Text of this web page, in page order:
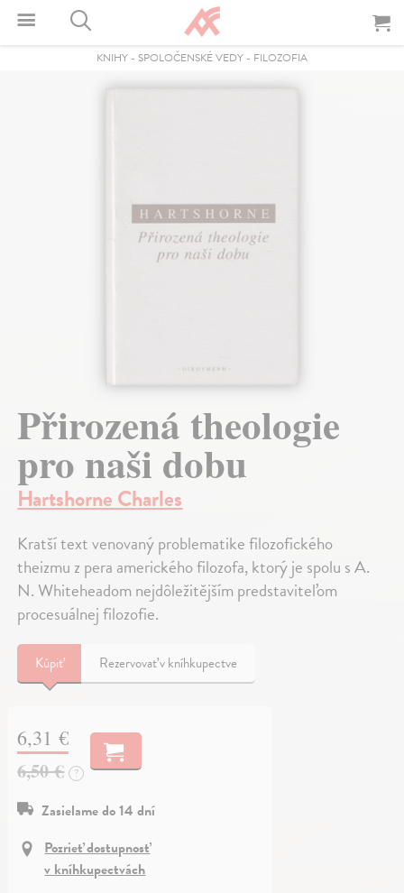
KNIHY - SPOLOČENSKÉ VEDY - FILOZOFIA
Přirozená theologie
pro naši dobu
Hartshorne Charles
Kratší text venovaný problematike filozofického
theizmu z pera amerického filozofa, ktorý je spolu s A.
N. Whiteheadom nejdôležitějším predstaviteľom
procesuálnej filozofie.
Kúpiť Rezervovať v kníhkupectve
6,31 €
6,50 € ?
Zasielame do 14 dní
Pozrieť dostupnosť
v kníhkupectvách